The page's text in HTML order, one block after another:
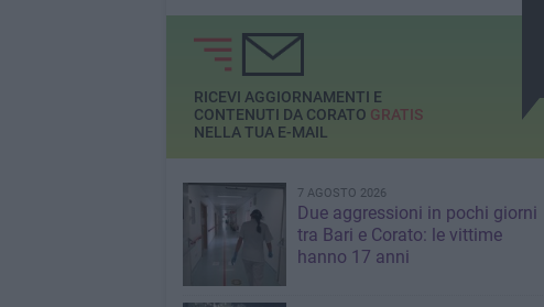
RICEVI AGGIORNAMENTI E
CONTENUTI DA CORATO GRATIS
NELLA TUA E-MAIL
7 AGOSTO 2026
Due aggressioni in pochi giorni
tra Bari e Corato: le vittime
hanno 17 anni